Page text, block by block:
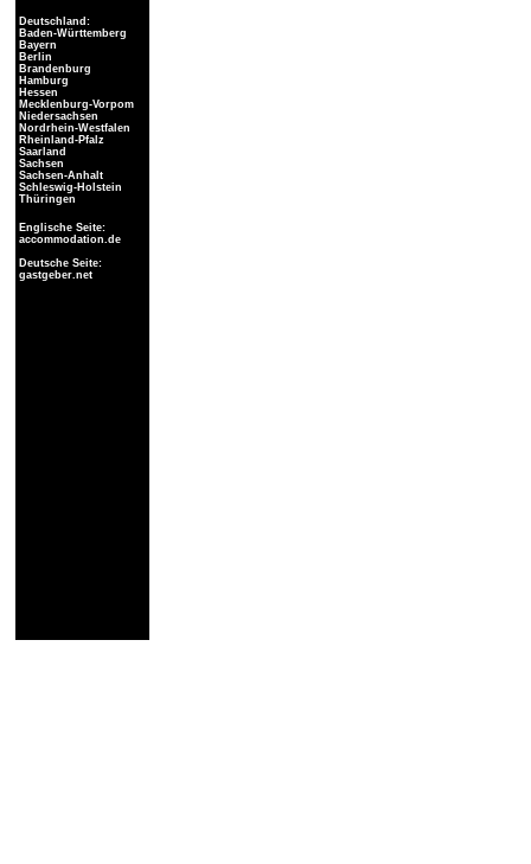
Deutschland:
Baden-Württemberg
Bayern
Berlin
Brandenburg
Hamburg
Hessen
Mecklenburg-Vorpom
Niedersachsen
Nordrhein-Westfalen
Rheinland-Pfalz
Saarland
Sachsen
Sachsen-Anhalt
Schleswig-Holstein
Thüringen
Englische Seite:
accommodation.de
Deutsche Seite:
gastgeber.net